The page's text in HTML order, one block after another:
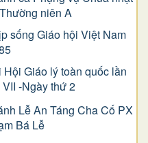
niên A
sống Giáo hội Việt Nam
Giáo lý toàn quốc lần
-Ngày thứ 2
Lễ An Táng Cha Cố PX
Bá Lễ